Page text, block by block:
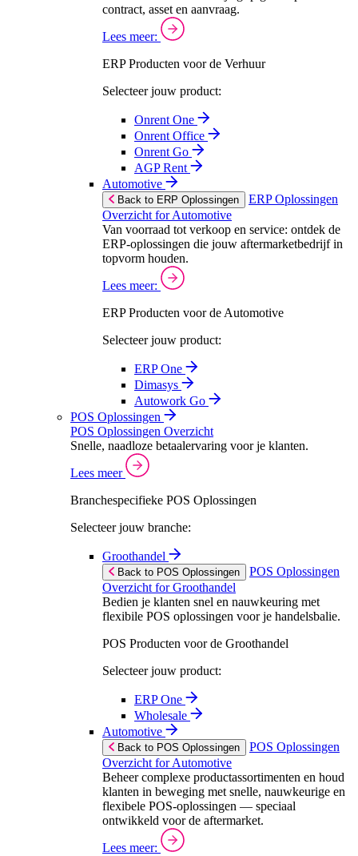
contract, asset en aanvraag.
Lees meer:
ERP Producten voor de Verhuur
Selecteer jouw product:
Onrent One
Onrent Office
Onrent Go
AGP Rent
Automotive
Back to ERP Oplossingen
ERP Oplossingen
Overzicht for Automotive
Van voorraad tot verkoop en service: ontdek de
ERP-oplossingen die jouw aftermarketbedrijf in
topvorm houden.
Lees meer:
ERP Producten voor de Automotive
Selecteer jouw product:
ERP One
Dimasys
Autowork Go
POS Oplossingen
POS Oplossingen Overzicht
Snelle, naadloze betaalervaring voor je klanten.
Lees meer
Branchespecifieke POS Oplossingen
Selecteer jouw branche:
Groothandel
Back to POS Oplossingen
POS Oplossingen
Overzicht for Groothandel
Bedien je klanten snel en nauwkeuring met
flexibile POS oplossingen voor je handelsbalie.
POS Producten voor de Groothandel
Selecteer jouw product:
ERP One
Wholesale
Automotive
Back to POS Oplossingen
POS Oplossingen
Overzicht for Automotive
Beheer complexe productassortimenten en houd
klanten in beweging met snelle, nauwkeurige en
flexibele POS-oplossingen — speciaal
ontwikkeld voor de aftermarket.
Lees meer: